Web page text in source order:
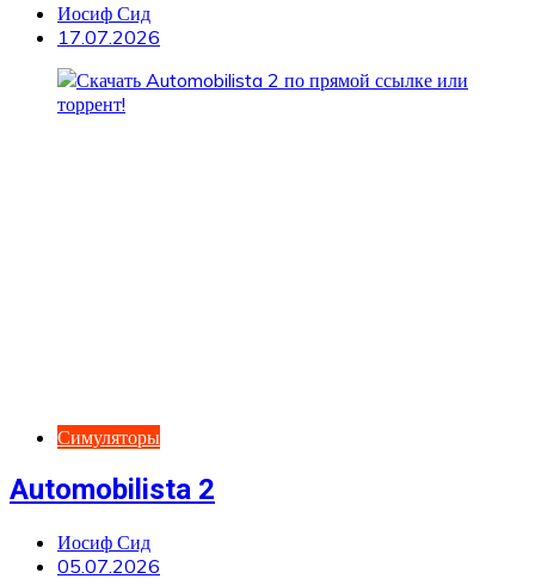
Иосиф Сид
17.07.2026
Симуляторы
Automobilista 2
Иосиф Сид
05.07.2026